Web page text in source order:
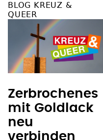
BLOG KREUZ &
QUEER
Zerbrochenes
mit Goldlack
neu
verbinden